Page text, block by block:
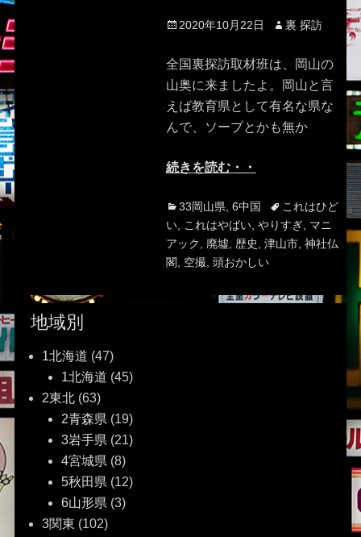
Posted
2020年10月22日 Author
裏 探訪
全国裏探訪取材班は、岡山の
山奥に来ましたよ。岡山と言
えば教育県として有名な県な
んで、ソープとかも無か
続きを読む・・
Categories
33岡山県 6中国 Tagsこれはひど
い, これはやばい, やりすぎ, マニ
アック
廃墟 歴史 津山市, 神社仏
閣
空撮, 頭おかしい
地域別
1北海道 (47)
1北海道 (45)
2東北(63)
2青森県 (19)
3岩手県 (21)
4宮城県 (8)
5秋田県 (12)
6山形県 (3)
3関東 (102)